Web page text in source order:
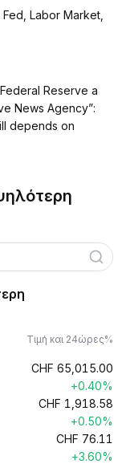
Labor Market,
Reserve a
News Agency”:
depends on
Τιμή και 24ώρες%
CHF 65,015.00
+0.40%
CHF 1,918.58
+0.50%
CHF 76.11
+3.60%